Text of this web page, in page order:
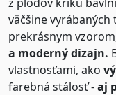
väčšine vyrábaných
prekrásnym
a moderný dizajn.
vlastnosťami, ako
farebná stálosť -aj